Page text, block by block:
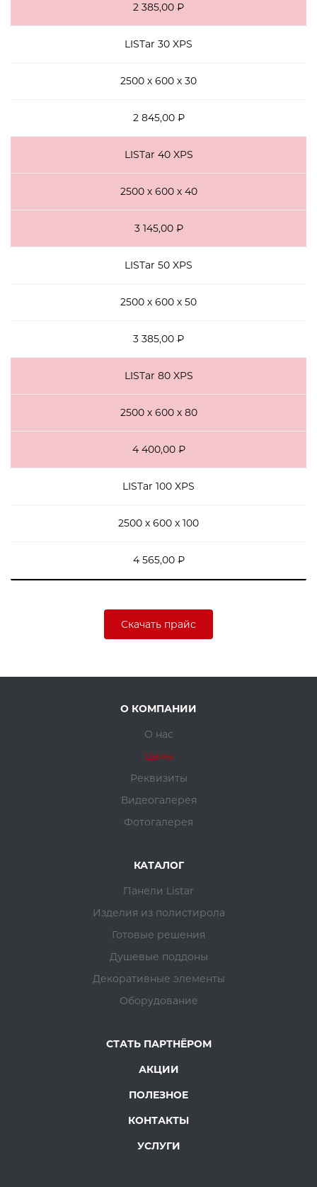
2 385,00 ₽
LISTar 30 XPS
2500 х 600 х 30
2 845,00 ₽
LISTar 40 XPS
2500 х 600 х 40
3 145,00 ₽
LISTar 50 XPS
2500 х 600 х 50
3 385,00 ₽
LISTar 80 XPS
2500 х 600 х 80
4 400,00 ₽
LISTar 100 XPS
2500 х 600 х 100
4 565,00 ₽
Скачать прайс
О КОМПАНИИ
О нас
Цены
Реквизиты
Видеогалерея
Фотогалерея
КАТАЛОГ
Панели Listar
Изделия из полистирола
Готовые решения
Душевые поддоны
Декоративные элементы
Оборудование
СТАТЬ ПАРТНЁРОМ
АКЦИИ
ПОЛЕЗНОЕ
КОНТАКТЫ
УСЛУГИ